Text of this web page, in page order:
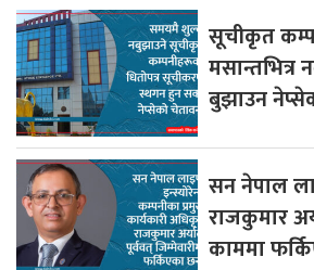
सूचीकृत
बुझाउन
सन नेपाल
राजकुमार
काममा